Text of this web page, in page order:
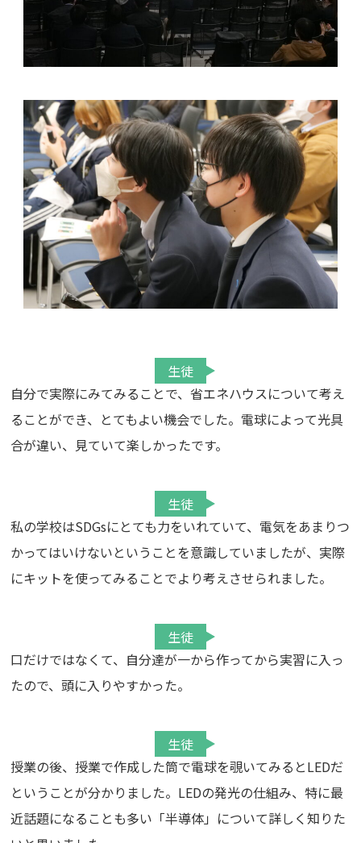
生徒
自分で実際にみてみることで、省エネハウスについて考え
ることができ、とてもよい機会でした。電球によって光具
合が違い、見ていて楽しかったです。
生徒
私の学校はSDGsにとても力をいれていて、電気をあまりつ
かってはいけないということを意識していましたが、実際
にキットを使ってみることでより考えさせられました。
生徒
口だけではなくて、自分達が一から作ってから実習に入っ
たので、頭に入りやすかった。
生徒
授業の後、授業で作成した筒で電球を覗いてみるとLEDだ
ということが分かりました。LEDの発光の仕組み、特に最
近話題になることも多い「半導体」について詳しく知りた